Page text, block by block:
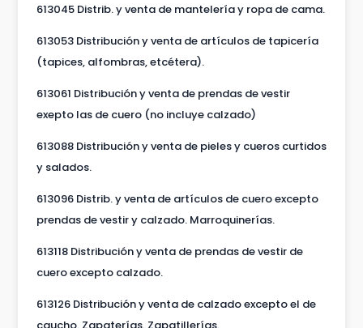
613045 Distrib. y venta de mantelería y ropa de cama.
613053 Distribución y venta de artículos de tapicería
(tapices, alfombras, etcétera).
613061 Distribución y venta de prendas de vestir
exepto las de cuero (no incluye calzado)
613088 Distribución y venta de pieles y cueros curtidos
y salados.
613096 Distrib. y venta de artículos de cuero excepto
prendas de vestir y calzado. Marroquinerías.
613118 Distribución y venta de prendas de vestir de
cuero excepto calzado.
613126 Distribución y venta de calzado excepto el de